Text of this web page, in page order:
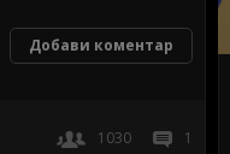
Добави коментар
1030 1